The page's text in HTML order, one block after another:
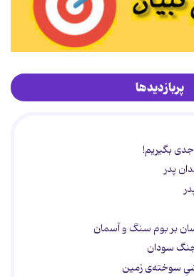
پربازدیدها
جدی بگیریم!
پدر
بر بوم سنگ و آسمان
جنگ سودان
سوخته‌ی زمین